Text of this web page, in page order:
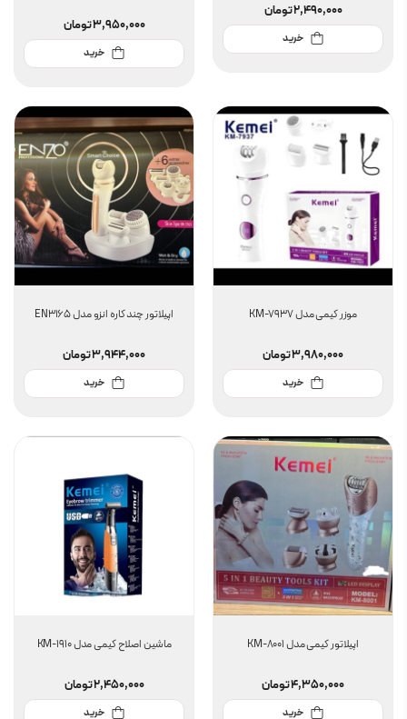
2,490,000تومان
خرید
3,950,000تومان
خرید
موزر کیمی مدل KM-7937
3,980,000تومان
خرید
اپیلاتور چند کاره انزو مدل EN3165
3,944,000تومان
خرید
اپیلاتور کیمی مدل KM-8001
4,350,000تومان
خرید
ماشین اصلاح کیمی مدل KM-1910
2,450,000تومان
خرید